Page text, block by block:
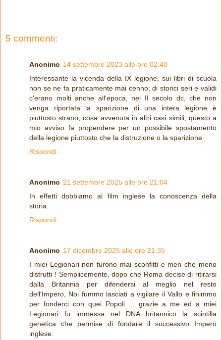
5 commenti:
Anonimo 14 settembre 2023 alle ore 02:40
Interessante la vicenda della IX legione, sui libri di scuola
non se ne fa praticamente mai cenno; di storici seri e validi
c'erano molti anche all'epoca, nel II secolo dc, che non
venga riportata la sparizione di una intera legione è
piuttosto strano, cosa avvenuta in altri casi simili, questo a
mio avviso fa propendere per un possibile spostamento
della legione piuttosto che la distruzione o la sparizione.
Rispondi
Anonimo 21 settembre 2025 alle ore 21:04
In effetti dobbiamo al film inglese la conoscenza della
storia.
Rispondi
Anonimo 17 dicembre 2025 alle ore 21:35
I miei Legionari non furono mai sconfitti e men che meno
distrutti ! Semplicemente, dopo che Roma decise di ritirarsi
dalla Britannia per difendersi al meglio nel resto
dell'Impero, Noi fummo lasciati a vigilare il Vallo e finimmo
per fonderci con quei Popoli ... grazie a me ed a miei
Legionari fu immessa nel DNA britannico la scintilla
genetica che permise di fondare il successivo Impero
inglese.